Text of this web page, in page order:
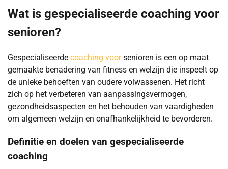
Wat is gespecialiseerde coaching voor
senioren?
Gespecialiseerde coaching voorsenioren is een op maat
gemaakte benadering van fitness en welzijn die inspeelt op
de unieke behoeften van oudere volwassenen. Het richt
zich op het verbeteren van aanpassingsvermogen,
gezondheidsaspecten en het behouden van vaardigheden
om algemeen welzijn en onafhankelijkheid te bevorderen.
Definitie en doelen van gespecialiseerde
coaching